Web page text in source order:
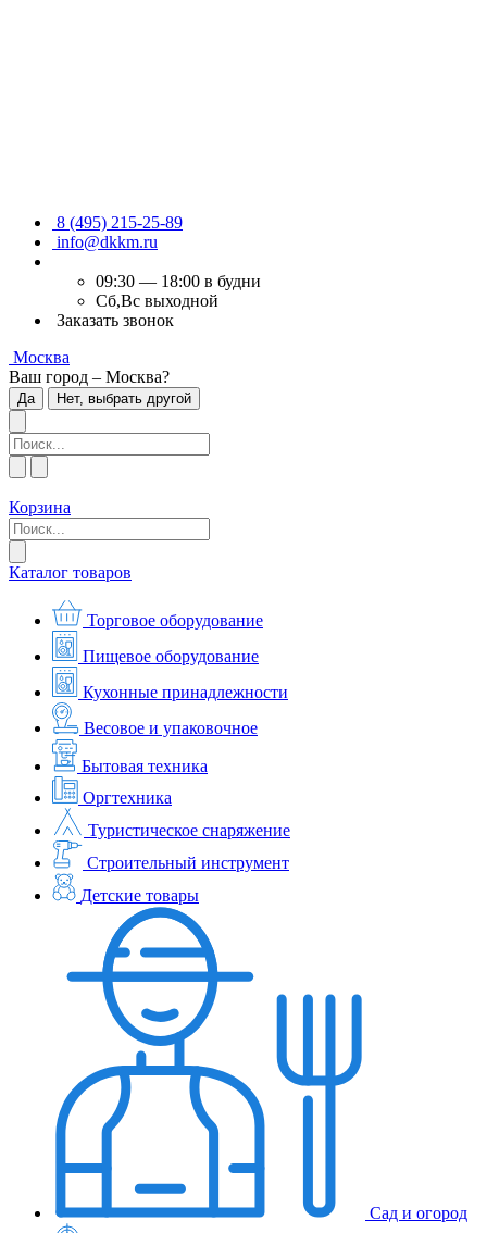
8 (495) 215-25-89
info@dkkm.ru
09:30 — 18:00 в будни
Сб,Вс выходной
Заказать звонок
Москва
Ваш город – Москва?
Да Нет, выбрать другой
Корзина
Каталог товаров
Торговое оборудование
Пищевое оборудование
Кухонные принадлежности
Весовое и упаковочное
Бытовая техника
Оргтехника
Туристическое снаряжение
Строительный инструмент
Детские товары
Сад и огород